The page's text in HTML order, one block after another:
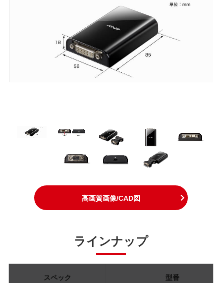
高画質画像/CAD図
ラインナップ
スペック 型番